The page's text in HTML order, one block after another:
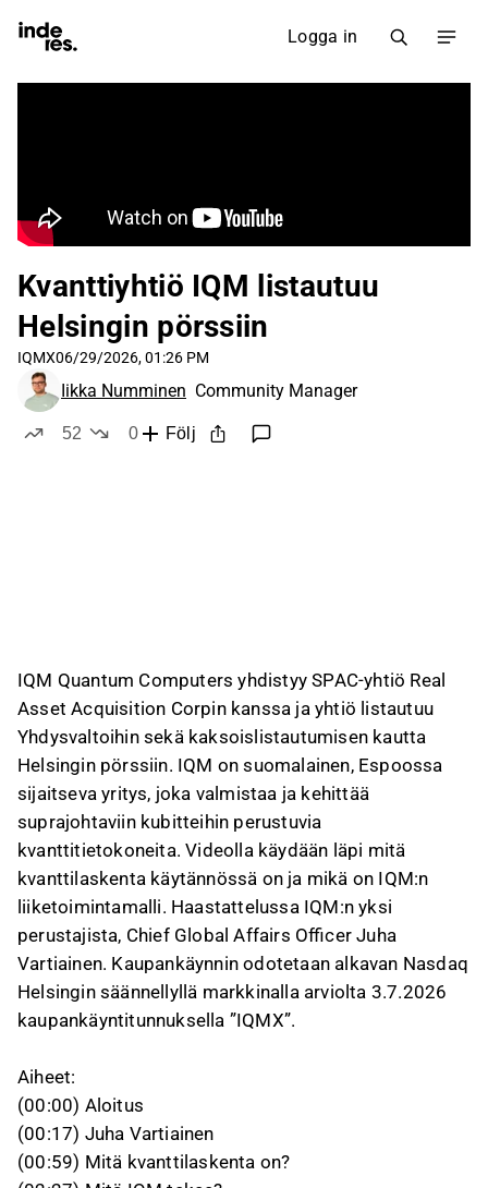
Logga in
Kvanttiyhtiö IQM listautuu
Helsingin pörssiin
IQMX06/29/2026, 01:26 PM
Iikka Numminen Community Manager
52
0
Följ
IQM Quantum Computers yhdistyy SPAC‑yhtiö Real
Asset Acquisition Corpin kanssa ja yhtiö listautuu
Yhdysvaltoihin sekä kaksoislistautumisen kautta
Helsingin pörssiin. IQM on suomalainen, Espoossa
sijaitseva yritys, joka valmistaa ja kehittää
suprajohtaviin kubitteihin perustuvia
kvanttitietokoneita. Videolla käydään läpi mitä
kvanttilaskenta käytännössä on ja mikä on IQM:n
liiketoimintamalli. Haastattelussa IQM:n yksi
perustajista, Chief Global Affairs Officer Juha
Vartiainen. Kaupankäynnin odotetaan alkavan Nasdaq
Helsingin säännellyllä markkinalla arviolta 3.7.2026
kaupankäyntitunnuksella ”IQMX”.
Aiheet:
(00:00) Aloitus
(00:17) Juha Vartiainen
(00:59) Mitä kvanttilaskenta on?